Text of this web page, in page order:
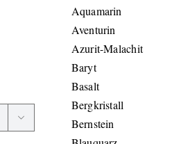

Aquamarin
Aventurin
Azurit-Malachit
Baryt
Basalt
Bergkristall
Bernstein